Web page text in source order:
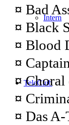
Intern
TeleClub
¤ Bad
¤ Black
¤ Blood
¤
¤Choral
¤
¤ Das